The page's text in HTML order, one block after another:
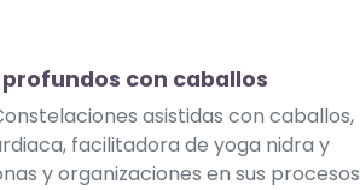
con caballos
asistidas con caballos,
facilitadora de yoga nidra y
y organizaciones en sus procesos